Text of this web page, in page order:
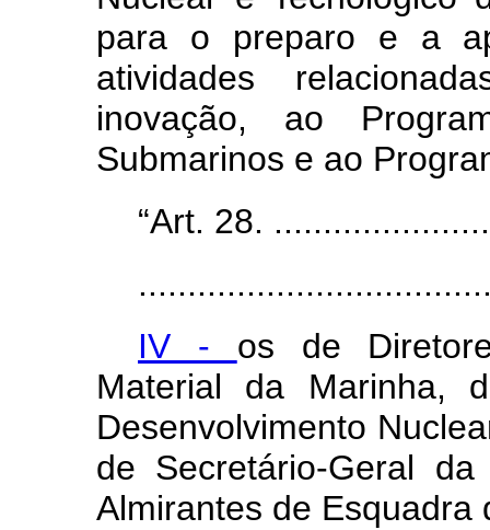
para o preparo e a
atividades
inovação, ao
Submarinos e ao
“Art. 28.
IV - os de
Material da Marinha,
Desenvolvimento
de Secretário-Geral
Almirantes de Esquadra